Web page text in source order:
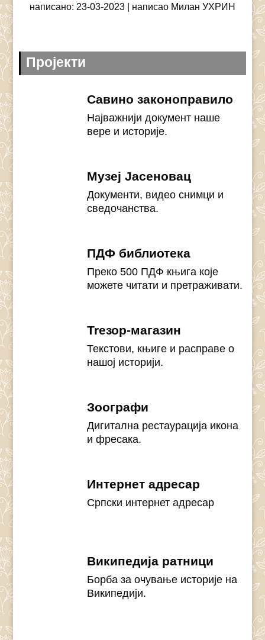
написано: 23-03-2023 написао Милан УХРИН
Пројекти
Савино законоправило
Најважнији документ наше
вере и историје.
Музеј Јасеновац
Документи, видео снимци и
сведочанства.
ПДФ библиотека
Преко 500 ПДФ књига које
можете читати и претраживати.
Treзор-магазин
Текстови, књиге и расправе о
нашој историји.
Зоографи
Дигитална рестаурација икона
и фресака.
Интернет адресар
Српски интернет адресар
Википедија ратници
Борба за очување историје на
Википедији.